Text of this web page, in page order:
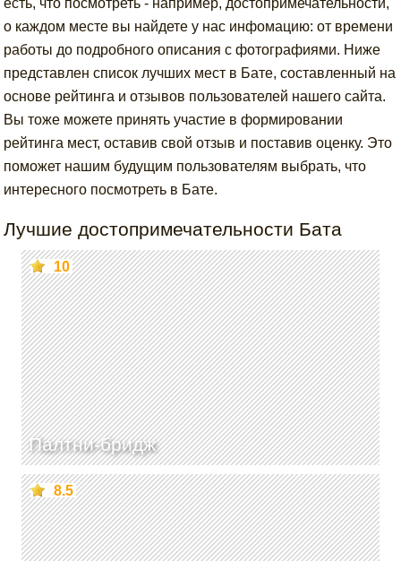
есть, что посмотреть - например, достопримечательности,
о каждом месте вы найдете у нас инфомацию: от времени
работы до подробного описания с фотографиями. Ниже
представлен список лучших мест в Бате, составленный на
основе рейтинга и отзывов пользователей нашего сайта.
Вы тоже можете принять участие в формировании
рейтинга мест, оставив свой отзыв и поставив оценку. Это
поможет нашим будущим пользователям выбрать, что
интересного посмотреть в Бате.
Лучшие достопримечательности Бата
Палтни-бридж
10
8.5